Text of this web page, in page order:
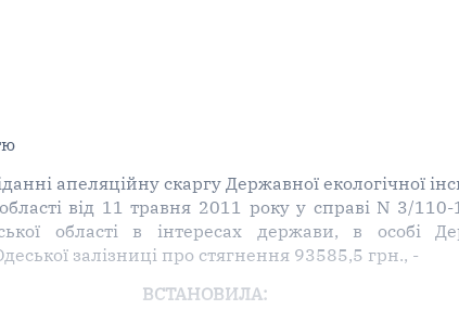
апеляційну скаргу Державної екологічної
від 11 травня 2011 року у справі N 3/
області в інтересах держави, в особі
залізниці про стягнення 93585,5 грн., -
ВСТАНОВИЛА: